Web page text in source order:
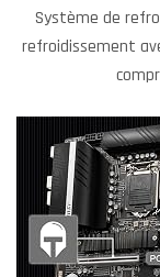
Système de
refroidissement